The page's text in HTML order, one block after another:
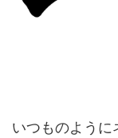
いつものように